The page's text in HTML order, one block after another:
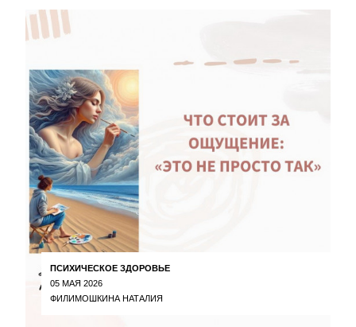
ПСИХИЧЕСКОЕ ЗДОРОВЬЕ
05 МАЯ 2026
ФИЛИМОШКИНА НАТАЛИЯ